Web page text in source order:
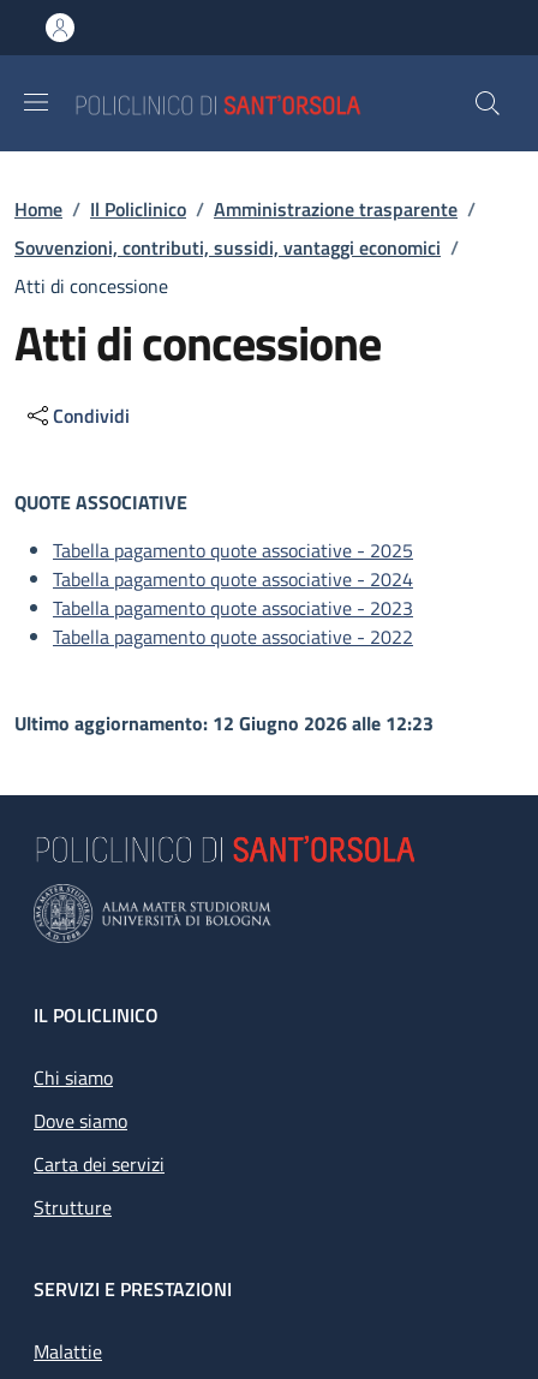
al contenuto principale
to footer content
Briciole di pane
Home / Il Policlinico / Amministrazione trasparente /
Sovvenzioni, contributi, sussidi, vantaggi economici /
Atti di concessione
Atti di concessione
Condividi
Descrizione
QUOTE ASSOCIATIVE
Tabella pagamento quote associative - 2025
Tabella pagamento quote associative - 2024
Tabella pagamento quote associative - 2023
Tabella pagamento quote associative - 2022
Ultimo aggiornamento: 12 Giugno 2026 alle 12:23
Footer
IL POLICLINICO
Chi siamo
Dove siamo
Carta dei servizi
Strutture
SERVIZI E PRESTAZIONI
Malattie